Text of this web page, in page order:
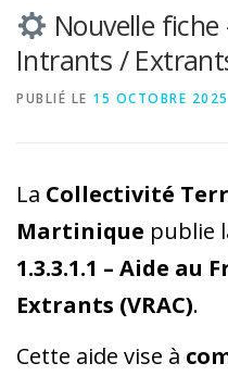
PROGRAMMES J’AI
RESSOURCES
SIGNALER UNE FRAUDE
Nouvelle
Intrants /
PUBLIÉ LE 15 OCTOBRE 2025
La Collectivité
Martinique publie
1.3.3.1.1 – Aide
Extrants (VRAC).
Cette aide vise à